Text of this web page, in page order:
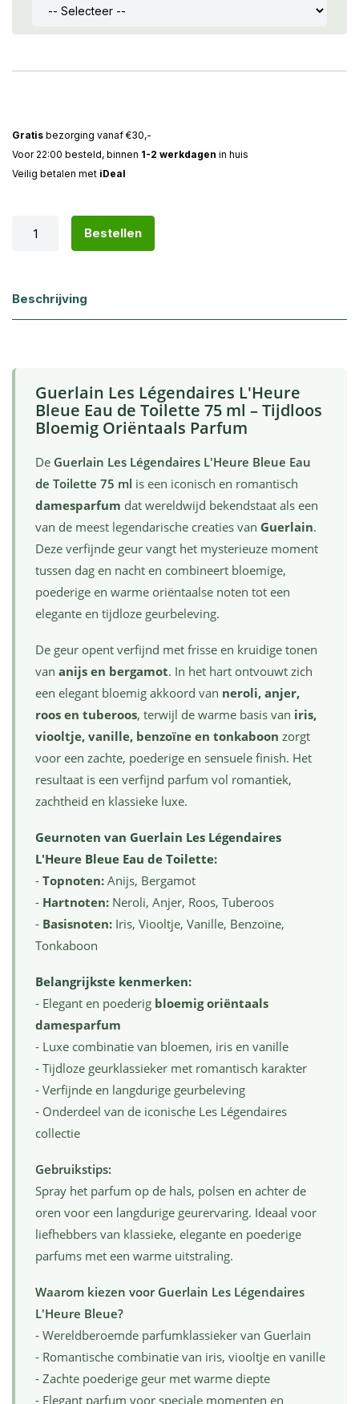
Gratis bezorging vanaf €30,-
Voor 22:00 besteld, binnen 1-2 werkdagen in huis
Veilig betalen met iDeal
Bestellen
Beschrijving
Guerlain Les Légendaires L'Heure
Bleue Eau de Toilette 75 ml – Tijdloos
Bloemig Oriëntaals Parfum
De Guerlain Les Légendaires L'Heure Bleue Eau
de Toilette 75 ml is een iconisch en romantisch
damesparfum dat wereldwijd bekendstaat als een
van de meest legendarische creaties van Guerlain.
Deze verfijnde geur vangt het mysterieuze moment
tussen dag en nacht en combineert bloemige,
poederige en warme oriëntaalse noten tot een
elegante en tijdloze geurbeleving.
De geur opent verfijnd met frisse en kruidige tonen
van anijs en bergamot. In het hart ontvouwt zich
een elegant bloemig akkoord van neroli, anjer,
roos en tuberoos, terwijl de warme basis van iris,
viooltje, vanille, benzoïne en tonkaboon zorgt
voor een zachte, poederige en sensuele finish. Het
resultaat is een verfijnd parfum vol romantiek,
zachtheid en klassieke luxe.
Geurnoten van Guerlain Les Légendaires
L'Heure Bleue Eau de Toilette:
- Topnoten: Anijs, Bergamot
- Hartnoten: Neroli, Anjer, Roos, Tuberoos
- Basisnoten: Iris, Viooltje, Vanille, Benzoïne,
Tonkaboon
Belangrijkste kenmerken:
- Elegant en poederig bloemig oriëntaals
damesparfum
- Luxe combinatie van bloemen, iris en vanille
- Tijdloze geurklassieker met romantisch karakter
- Verfijnde en langdurige geurbeleving
- Onderdeel van de iconische Les Légendaires
collectie
Gebruikstips:
Spray het parfum op de hals, polsen en achter de
oren voor een langdurige geurervaring. Ideaal voor
liefhebbers van klassieke, elegante en poederige
parfums met een warme uitstraling.
Waarom kiezen voor Guerlain Les Légendaires
L'Heure Bleue?
- Wereldberoemde parfumklassieker van Guerlain
- Romantische combinatie van iris, viooltje en vanille
- Zachte poederige geur met warme diepte
- Elegant parfum voor speciale momenten en